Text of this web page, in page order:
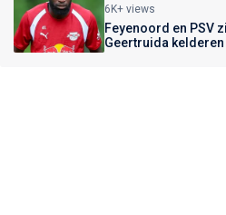
6K+ views
Feyenoord en PSV
Geertruida kelderen